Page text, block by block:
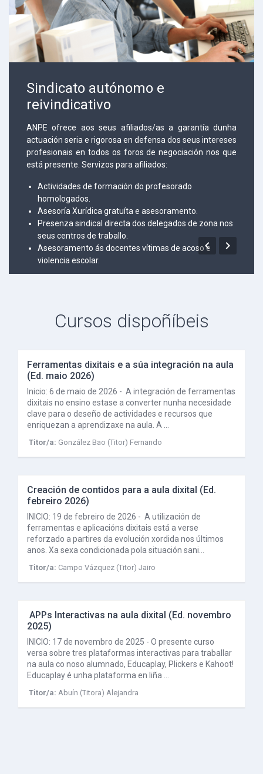
Sindicato autónomo e
reivindicativo
ANPE ofrece aos seus afiliados/as a garantía dunha
actuación seria e rigorosa en defensa dos seus intereses
profesionais en todos os foros de negociación nos que
está presente. Servizos para afiliados:
Actividades de formación do profesorado
homologados.
Asesoría Xurídica gratuíta e asesoramento.
Presenza sindical directa dos delegados de zona nos
seus centros de traballo.
Asesoramento ás docentes vítimas de acoso e
violencia escolar.
 
Cursos dispoñíbeis
Ferramentas dixitais e a súa integración na aula
(Ed. maio 2026)
Inicio: 6 de maio de 2026 - A integración de ferramentas
dixitais no ensino estase a converter nunha necesidade
clave para o deseño de actividades e recursos que
enriquezan a aprendizaxe na aula. A …
Titor/a: González Bao (Titor) Fernando
Creación de contidos para a aula dixital (Ed.
febreiro 2026)
INICIO: 19 de febreiro de 2026 - A utilización de
ferramentas e aplicacións dixitais está a verse
reforzado a partires da evolución xordida nos últimos
anos. Xa sexa condicionada pola situación sani…
Titor/a: Campo Vázquez (Titor) Jairo
2025)
INICIO: 17 de novembro de 2025 - O presente curso
versa sobre tres plataformas interactivas para traballar
na aula co noso alumnado, Educaplay, Plickers e Kahoot!
Educaplay é unha plataforma en liña …
Titor/a:Abuín (Titora) Alejandra